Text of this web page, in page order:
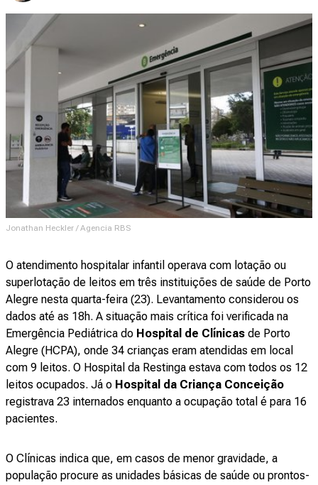
Jonathan Heckler / Agencia RBS
O atendimento hospitalar infantil operava com lotação ou
superlotação de leitos em três instituições de saúde de Porto
Alegre nesta quarta-feira (23). Levantamento considerou os
dados até as 18h. A situação mais crítica foi verificada na
Emergência Pediátrica do Hospital de Clínicas de Porto
Alegre (HCPA), onde 34 crianças eram atendidas em local
com 9 leitos. O Hospital da Restinga estava com todos os 12
leitos ocupados. Já o Hospital da Criança Conceição
registrava 23 internados enquanto a ocupação total é para 16
pacientes.
O Clínicas indica que, em casos de menor gravidade, a
população procure as unidades básicas de saúde ou prontos-